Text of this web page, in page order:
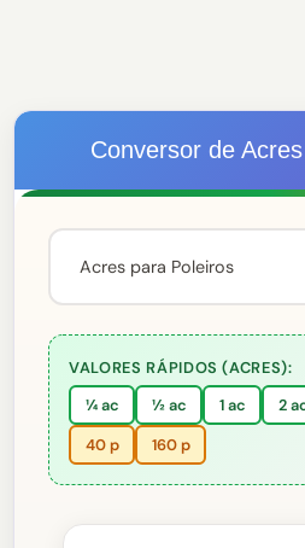
Conversor de
VALORES RÁPIDOS (ACRES):
¼ ac
½ ac 1 ac 2
40 p
160 p